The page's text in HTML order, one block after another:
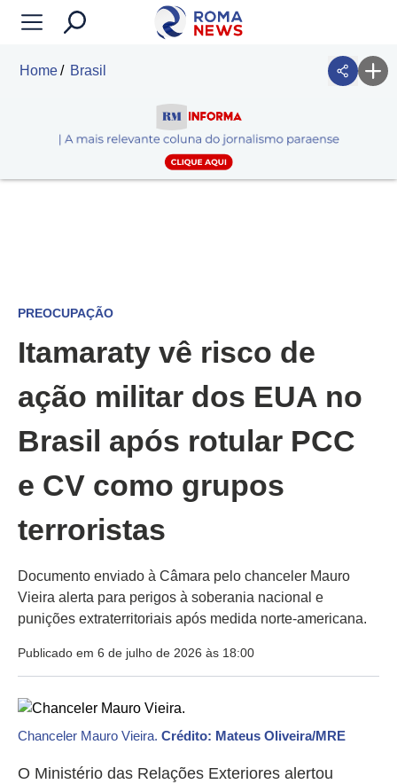
Home Brasil
PREOCUPAÇÃO
Itamaraty vê risco de
ação militar dos EUA no
Brasil após rotular PCC
e CV como grupos
terroristas
Documento enviado à Câmara pelo chanceler Mauro
Vieira alerta para perigos à soberania nacional e
punições extraterritoriais após medida norte-americana.
Publicado em 6 de julho de 2026 às 18:00
Chanceler Mauro Vieira. Crédito: Mateus Oliveira/MRE
O Ministério das Relações Exteriores alertou